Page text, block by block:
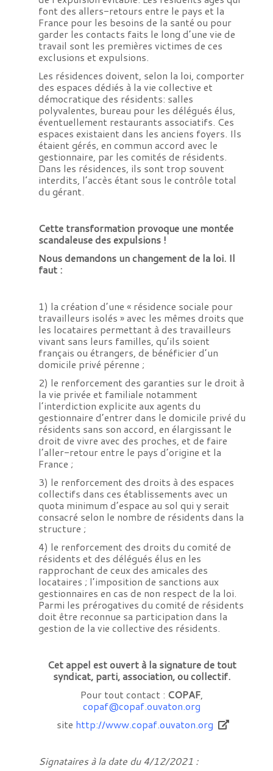
font des allers-retours entre le pays et la
France pour les besoins de la santé ou pour
garder les contacts faits le long d’une vie de
travail sont les premières victimes de ces
exclusions et expulsions.
Les résidences doivent, selon la loi, comporter
des espaces dédiés à la vie collective et
démocratique des résidents: salles
polyvalentes, bureau pour les délégués élus,
éventuellement restaurants associatifs. Ces
espaces existaient dans les anciens foyers. Ils
étaient gérés, en commun accord avec le
gestionnaire, par les comités de résidents.
Dans les résidences, ils sont trop souvent
interdits, l’accès étant sous le contrôle total
du gérant.
Cette transformation provoque une montée
scandaleuse des expulsions !
Nous demandons un changement de la loi. Il
faut :
1) la création d’une « résidence sociale pour
travailleurs isolés » avec les mêmes droits que
les locataires permettant à des travailleurs
vivant sans leurs familles, qu’ils soient
français ou étrangers, de bénéficier d’un
domicile privé pérenne ;
2) le renforcement des garanties sur le droit à
la vie privée et familiale notamment
l’interdiction explicite aux agents du
gestionnaire d’entrer dans le domicile privé du
résidents sans son accord, en élargissant le
droit de vivre avec des proches, et de faire
l’aller-retour entre le pays d’origine et la
France ;
3) le renforcement des droits à des espaces
collectifs dans ces établissements avec un
quota minimum d’espace au sol qui y serait
consacré selon le nombre de résidents dans la
structure ;
4) le renforcement des droits du comité de
résidents et des délégués élus en les
rapprochant de ceux des amicales des
locataires ; l’imposition de sanctions aux
gestionnaires en cas de non respect de la loi.
Parmi les prérogatives du comité de résidents
doit être reconnue sa participation dans la
gestion de la vie collective des résidents.
Cet appel est ouvert à la signature de tout
syndicat, parti, association, ou collectif.
Pour tout contact : COPAF
copaf@copaf.ouvaton.org
site http://www.copaf.ouvaton.org
Signataires à la date du 4/12/2021 :